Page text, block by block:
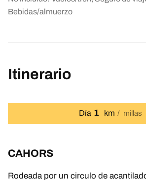
Bebidas/almuerzo
Itinerario
Día 1 km millas
CAHORS
Rodeada por un circulo de